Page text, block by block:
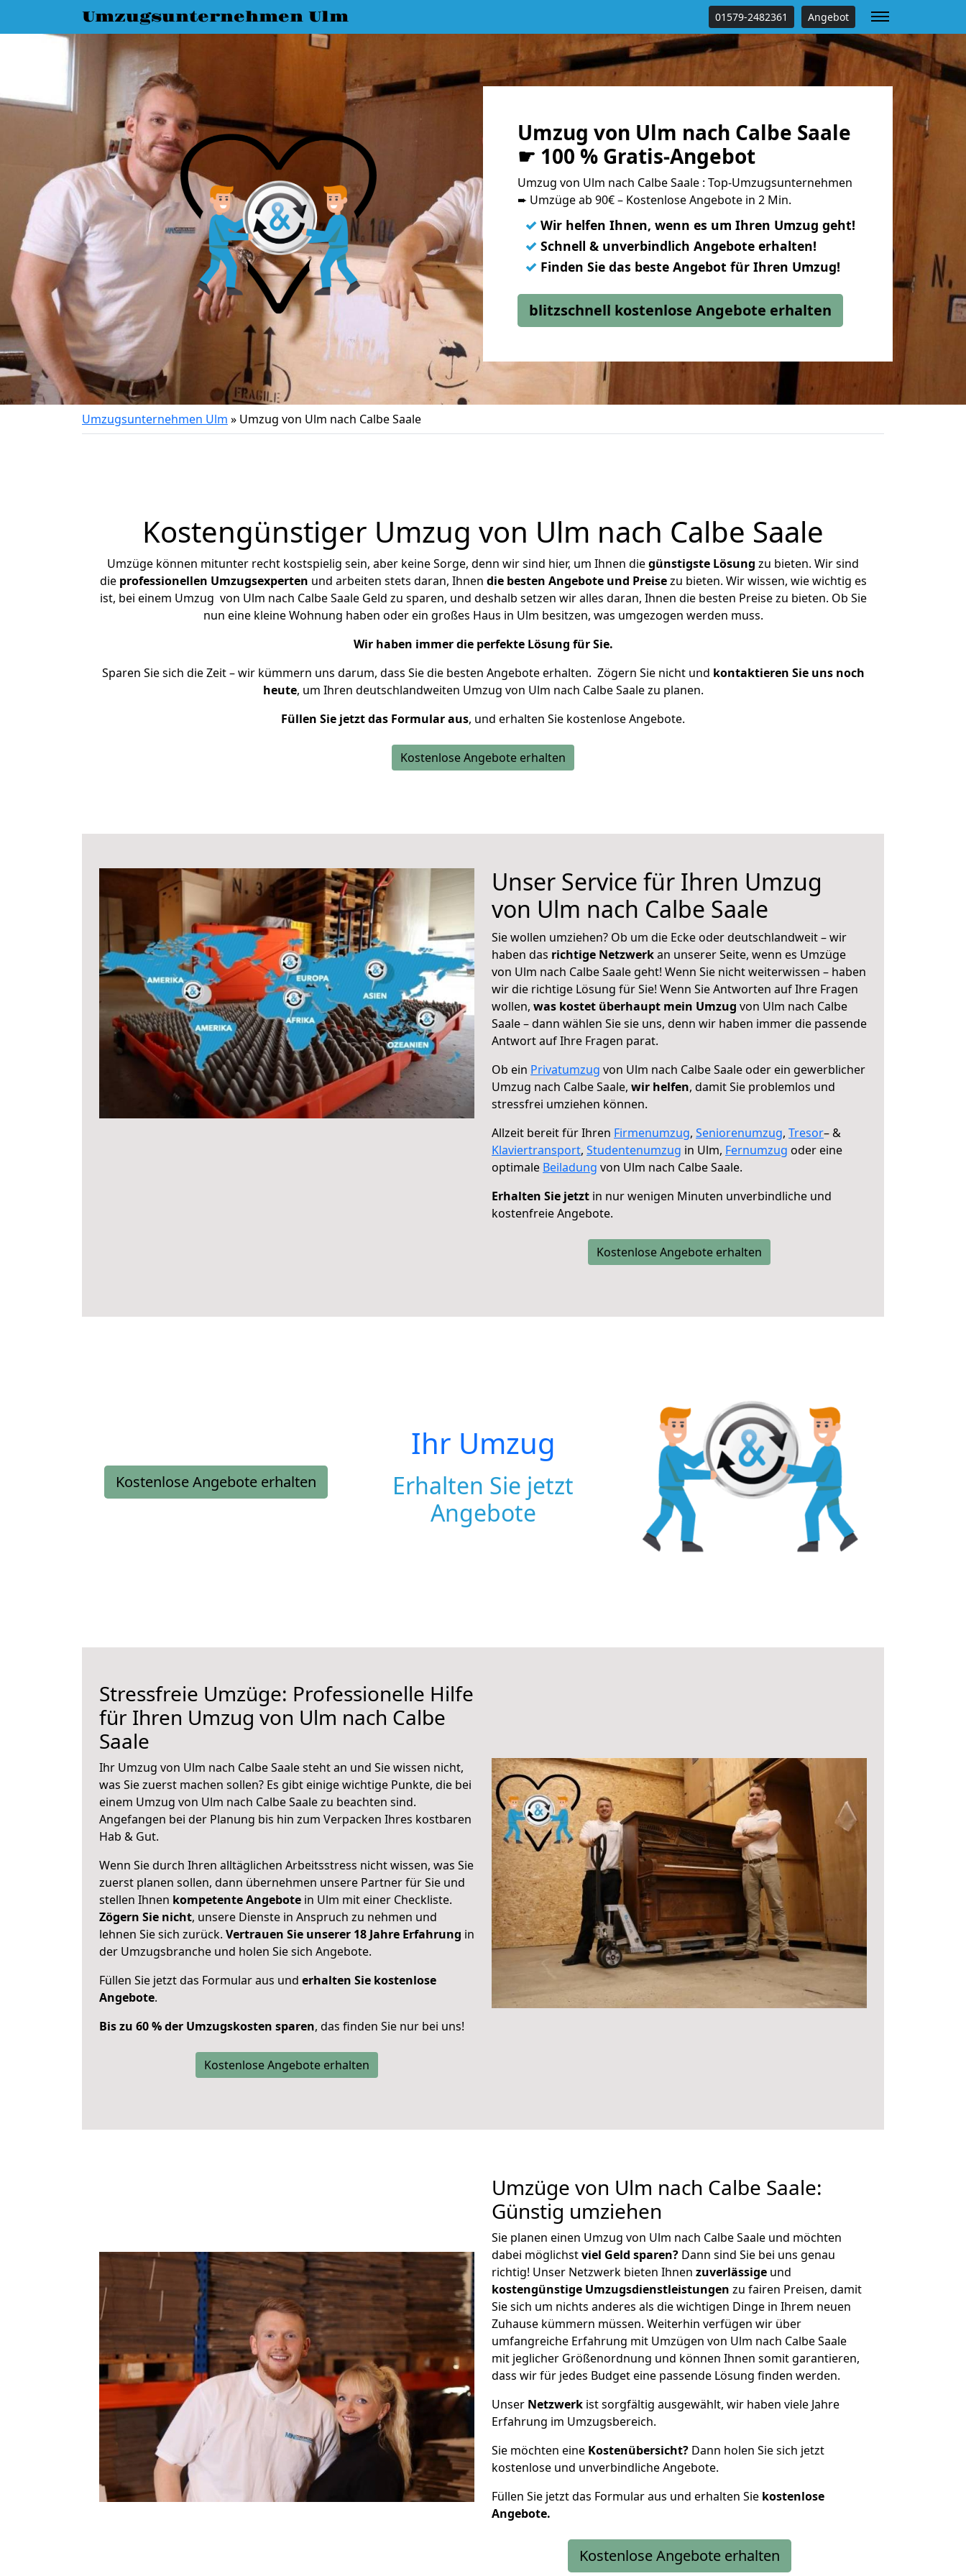
Umzugsunternehmen Ulm 01579-2482361 Angebot
Umzug von Ulm nach Calbe Saale
☛ 100 % Gratis-Angebot
Umzug von Ulm nach Calbe Saale : Top-Umzugsunternehmen
➨ Umzüge ab 90€ – Kostenlose Angebote in 2 Min.
✓ Wir helfen Ihnen, wenn es um Ihren Umzug geht!
✓ Schnell & unverbindlich Angebote erhalten!
✓ Finden Sie das beste Angebot für Ihren Umzug!
blitzschnell kostenlose Angebote erhalten
Umzugsunternehmen Ulm » Umzug von Ulm nach Calbe Saale
Kostengünstiger Umzug von Ulm nach Calbe Saale
Umzüge können mitunter recht kostspielig sein, aber keine Sorge, denn wir sind hier, um Ihnen diegünstigste Lösung zu bieten. Wir sind
die professionellen Umzugsexperten und arbeiten stets daran, Ihnen die besten Angebote und Preisezu bieten. Wir wissen, wie wichtig es
ist, bei einem Umzug von Ulm nach Calbe Saale Geld zu sparen, und deshalb setzen wir alles daran, Ihnen die besten Preise zu bieten. Ob Sie
nun eine kleine Wohnung haben oder ein großes Haus in Ulm besitzen, was umgezogen werden muss.
Wir haben immer die perfekte Lösung für Sie.
Sparen Sie sich die Zeit – wir kümmern uns darum, dass Sie die besten Angebote erhalten. Zögern Sie nicht und kontaktieren Sie uns noch
heute, um Ihren deutschlandweiten Umzug von Ulm nach Calbe Saale zu planen.
Füllen Sie jetzt das Formular aus, und erhalten Sie kostenlose Angebote.
Kostenlose Angebote erhalten
Unser Service für Ihren Umzug
von Ulm nach Calbe Saale
Sie wollen umziehen? Ob um die Ecke oder deutschlandweit – wir
haben das richtige Netzwerkan unserer Seite, wenn es Umzüge
von Ulm nach Calbe Saale geht! Wenn Sie nicht weiterwissen – haben
wir die richtige Lösung für Sie! Wenn Sie Antworten auf Ihre Fragen
wollen, was kostet überhaupt mein Umzug von Ulm nach Calbe
Saale – dann wählen Sie sie uns, denn wir haben immer die passende
Antwort auf Ihre Fragen parat.
Ob ein Privatumzug von Ulm nach Calbe Saale oder ein gewerblicher
Umzug nach Calbe Saale, wir helfen, damit Sie problemlos und
stressfrei umziehen können.
Allzeit bereit für Ihren Firmenumzug, Seniorenumzug, Tresor– &
Klaviertransport, Studentenumzug in Ulm, Fernumzug oder eine
optimale Beiladung von Ulm nach Calbe Saale.
Erhalten Sie jetzt in nur wenigen Minuten unverbindliche und
kostenfreie Angebote.
Kostenlose Angebote erhalten
Kostenlose Angebote erhalten
Ihr Umzug
Erhalten Sie jetzt
Angebote
Stressfreie Umzüge: Professionelle Hilfe
für Ihren Umzug von Ulm nach Calbe
Saale
Ihr Umzug von Ulm nach Calbe Saale steht an und Sie wissen nicht,
was Sie zuerst machen sollen? Es gibt einige wichtige Punkte, die bei
einem Umzug von Ulm nach Calbe Saale zu beachten sind.
Angefangen bei der Planung bis hin zum Verpacken Ihres kostbaren
Hab & Gut.
Wenn Sie durch Ihren alltäglichen Arbeitsstress nicht wissen, was Sie
zuerst planen sollen, dann übernehmen unsere Partner für Sie und
stellen Ihnen kompetente Angebote in Ulm mit einer Checkliste.
Zögern Sie nicht, unsere Dienste in Anspruch zu nehmen und
lehnen Sie sich zurück. Vertrauen Sie unserer 18 Jahre Erfahrung in
der Umzugsbranche und holen Sie sich Angebote.
Füllen Sie jetzt das Formular aus und erhalten Sie kostenlose
Angebote.
Bis zu 60 % der Umzugskosten sparen, das finden Sie nur bei uns!
Kostenlose Angebote erhalten
Umzüge von Ulm nach Calbe Saale:
Günstig umziehen
Sie planen einen Umzug von Ulm nach Calbe Saale und möchten
dabei möglichstviel Geld sparen? Dann sind Sie bei uns genau
richtig! Unser Netzwerk bieten Ihnen zuverlässige und
kostengünstige Umzugsdienstleistungen zu fairen Preisen, damit
Sie sich um nichts anderes als die wichtigen Dinge in Ihrem neuen
Zuhause kümmern müssen. Weiterhin verfügen wir über
umfangreiche Erfahrung mit Umzügen von Ulm nach Calbe Saale
mit jeglicher Größenordnung und können Ihnen somit garantieren,
dass wir für jedes Budget eine passende Lösung finden werden.
Unser Netzwerk ist sorgfältig ausgewählt, wir haben viele Jahre
Erfahrung im Umzugsbereich.
Sie möchten eine Kostenübersicht? Dann holen Sie sich jetzt
kostenlose und unverbindliche Angebote.
Füllen Sie jetzt das Formular aus und erhalten Sie kostenlose
Angebote.
Kostenlose Angebote erhalten